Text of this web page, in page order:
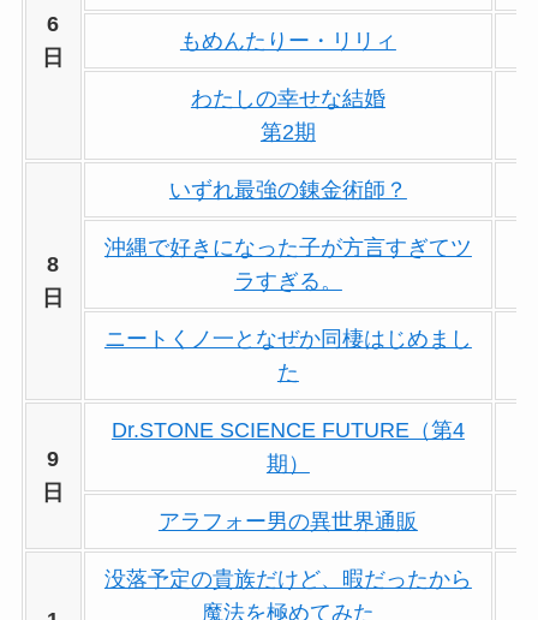
6
日
もめんたりー・リリィ
わたしの幸せな結婚
第2期
8
日
いずれ最強の錬金術師？
沖縄で好きになった子が方言すぎてツ
ラすぎる。
ニートくノ一となぜか同棲はじめまし
た
9
日
Dr.STONE SCIENCE FUTURE（第4
期）
アラフォー男の異世界通販
没落予定の貴族だけど、暇だったから
魔法を極めてみた